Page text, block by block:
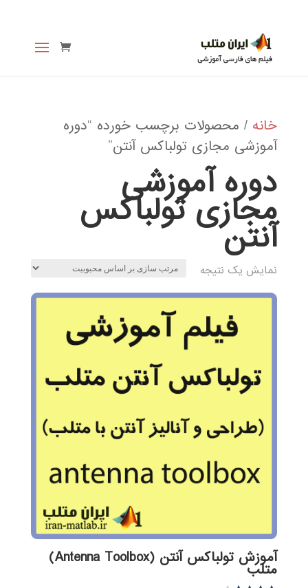
خانه / محصولات برچسب خورده “دوره
آموزشی مجازی تولباکس آنتن”
دوره آموزشی
مجازی تولباکس
آنتن
نمایش یک نتیجه
آموزش تولباکس آنتن (Antenna Toolbox)
متلب